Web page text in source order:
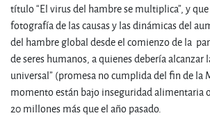
título “El virus del hambre se multiplica”, y
fotografía de las causas y las dinámicas del
del hambre global desde el comienzo de la
de seres humanos, a quienes debería alcanzar
universal” (promesa no cumplida del fin de la
momento están bajo inseguridad alimentaria
20 millones más que el año pasado.